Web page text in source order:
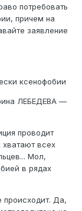
потребовать
причем на
заявление
ксенофобии
ЛЕБЕДЕВА —
проводит
всех
Мол,
в рядах
происходит. Да,